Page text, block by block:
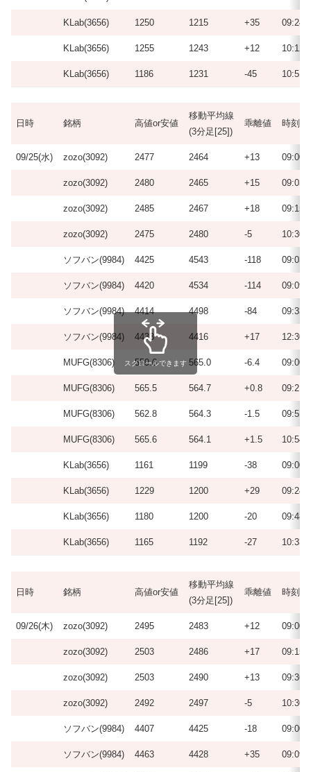
KLab(3656) 1250 1215 +35 09:24
KLab(3656) 1255 1243 +12 10:12
KLab(3656) 1186 1231 -45 10:51
日時 銘柄 高値or安値
移動平均線
(3分足[25])
乖離値 時刻
09/25(水) zozo(3092) 2477 2464 +13 09:00
zozo(3092) 2480 2465 +15 09:03
zozo(3092) 2485 2467 +18 09:15
zozo(3092) 2475 2480 -5 10:30
ソフバン(9984) 4425 4543 -118 09:03
ソフバン(9984) 4420 4534 -114 09:09
ソフバン(9984) 4414 4498 -84 09:33
ソフバン(9984) 4433 4416 +17 12:30
MUFG(8306) 559.6 565.0 -6.4 09:00
MUFG(8306) 565.5 564.7 +0.8 09:21
MUFG(8306) 562.8 564.3 -1.5 09:51
MUFG(8306) 565.6 564.1 +1.5 10:54
KLab(3656) 1161 1199 -38 09:00
KLab(3656) 1229 1200 +29 09:24
KLab(3656) 1180 1200 -20 09:48
KLab(3656) 1165 1192 -27 10:33
スクロールできます
日時 銘柄 高値or安値
移動平均線
(3分足[25])
乖離値 時刻
09/26(木) zozo(3092) 2495 2483 +12 09:00
zozo(3092) 2503 2486 +17 09:15
zozo(3092) 2503 2490 +13 09:36
zozo(3092) 2492 2497 -5 10:30
ソフバン(9984) 4407 4425 -18 09:00
ソフバン(9984) 4463 4428 +35 09:09